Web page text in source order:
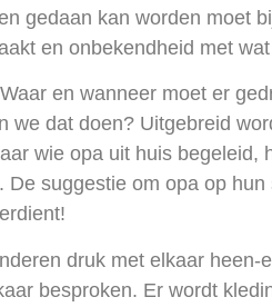
gedaan kan worden moet
en onbekendheid met
en wanneer moet er
we dat doen? Uitgebreid
wie opa uit huis begeleid,
suggestie om opa op
druk met elkaar
besproken. Er wordt